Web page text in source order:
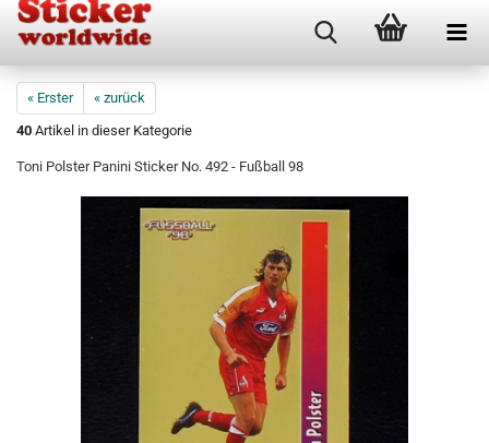
« Erster
« zurück
40 Artikel in dieser Kategorie
Toni Polster Panini Sticker No. 492 - Fußball 98